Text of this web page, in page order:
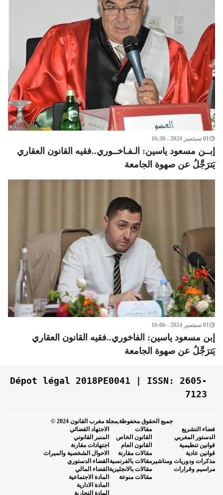
01 سبتمبر 2024 - 16:30
إبــن مسعود ياسين: الـفـاخــوري..فقيه القانون العقاري
يَترَجَّلُ عن صهوة الجامعة
01 سبتمبر 2024 - 16:06
إبن مسعود ياسين: الفاخوري..فقيه القانون العقاري
يَترَجَّلُ عن صهوة الجامعة
Dépot légal 2018PE0041 | ISSN: 2605-
7123
جميع الحقوق محفوظة,مجلة مغرب القانون 2024 ©
فضاء التشريع
الدستور المغربي
قوانين تنظيمية
قوانين عادية
مذكرات ودوريات ومناشير
مراسيم وقرارات
مقالات
القانون الخاص
القانون العام
مقالات مقارنة
مقالات بالفرنسية
مقالات بالانجليزية
مقالات منوعة
الاجتهاد القضائي
المنبر القانوني
اجتهادات مقارنة
الاحوال الشخصية والميراث
القضاء الدستوري
القضاء المالي
المادة الاجتماعية
المادة الادارية
المادة التجارية